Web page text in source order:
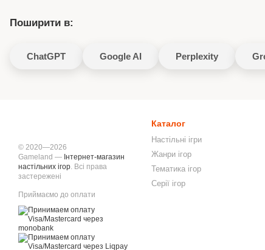
Поширити в:
ChatGPT Google AI Perplexity
© 2020—2026
Gameland — Інтернет-магазин
настільних ігор. Всі права
застережені
Приймаємо до оплати
Каталог
Настільні ігри
Жанри ігор
Тематика ігор
Серії ігор